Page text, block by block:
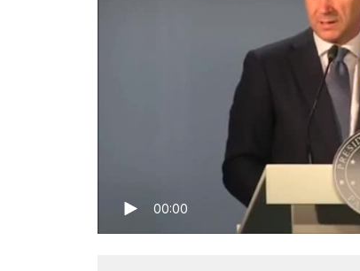
00:00